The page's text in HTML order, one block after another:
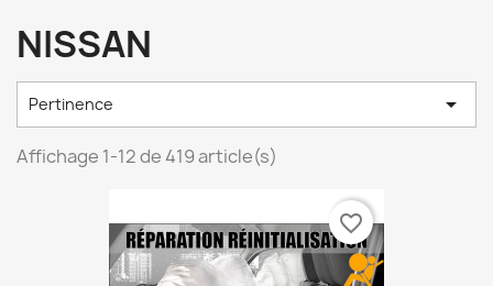
NISSAN
Pertinence 
Affichage 1-12 de 419 article(s)
favorite_border